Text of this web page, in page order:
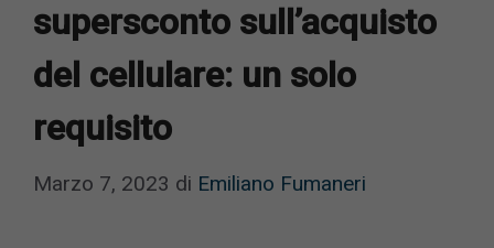
supersconto sull’acquisto
del cellulare: un solo
requisito
Marzo 7, 2023 di Emiliano Fumaneri